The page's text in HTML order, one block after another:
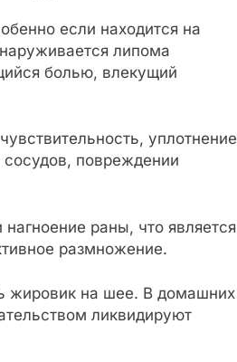
если находится на
липома
болью, влекущий
уплотнение
сосудов, повреждении
раны, что является
размножение.
жировик на шее. В домашних
ликвидируют